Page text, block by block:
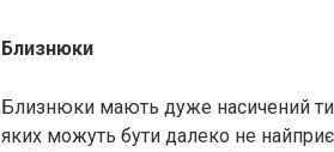
Близнюки
Близнюки мають дуже насичений
яких можуть бути далеко не